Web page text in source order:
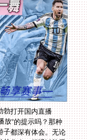
勃打开国内直播
”的提示吗？那种
深有体会。无论
人，想通过熟悉
区限制就像一道
权保护机制，它
息是，这道墙并
通过一款可靠的
的激情，让你在
来的2026美加墨